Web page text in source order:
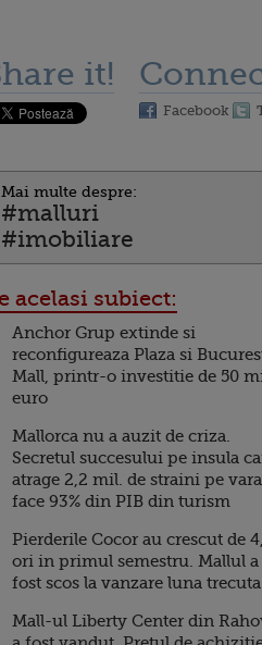
it!
Facebook
Mai multe despre:
#malluri
#imobiliare
acelasi subiect:
Anchor Grup extinde si
reconfigureaza Plaza si
Mall, printr-o investitie de 50
euro
Mallorca nu a auzit de criza.
Secretul succesului pe insula
atrage 2,2 mil. de straini pe
face 93% din PIB din turism
Pierderile Cocor au crescut de
ori in primul semestru. Mallul a
fost scos la vanzare luna trecuta
Mall-ul Liberty Center din